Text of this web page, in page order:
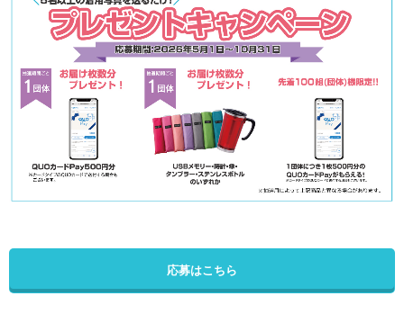
応募はこちら